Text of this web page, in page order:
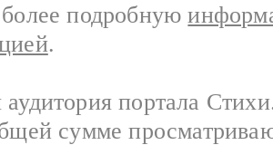
более подробную
.
портала
сумме